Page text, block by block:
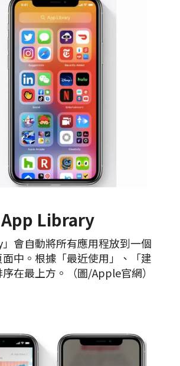
App Library
」會自動將所有應用程放到一個
中。根據「最近使用」、「建
在最上方。（圖/Apple官網）